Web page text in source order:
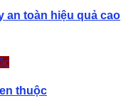
an toàn hiệu quả cao
thuộc